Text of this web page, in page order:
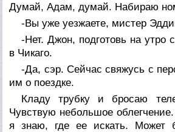
Думай, Адам, думай. Набираю
-Вы уже уезжаете, мистер
-Нет. Джон, подготовь на утро
в Чикаго.
-Да, сэр. Сейчас свяжусь с
им о поездке.
Кладу трубку и бросаю
Чувствую небольшое
я знаю, где ее искать. Может